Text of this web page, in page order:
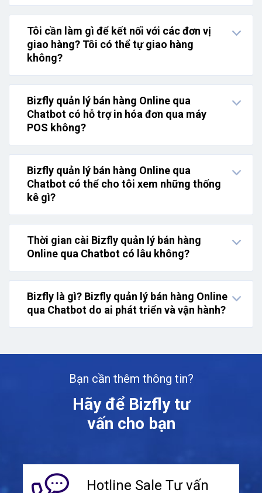
Tôi cần làm gì để kết nối với các đơn vị
giao hàng? Tôi có thể tự giao hàng
không?
Bizfly quản lý bán hàng Online qua
Chatbot có hỗ trợ in hóa đơn qua máy
POS không?
Bizfly quản lý bán hàng Online qua
Chatbot có thể cho tôi xem những thống
kê gì?
Thời gian cài Bizfly quản lý bán hàng
Online qua Chatbot có lâu không?
Bizfly là gì? Bizfly quản lý bán hàng Online
qua Chatbot do ai phát triển và vận hành?
Bạn cần thêm thông tin?
Hãy để Bizfly tư
vấn cho bạn
Hotline Sale Tư vấn